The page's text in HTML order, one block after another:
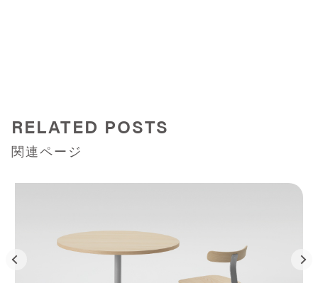
RELATED POSTS
関連ページ